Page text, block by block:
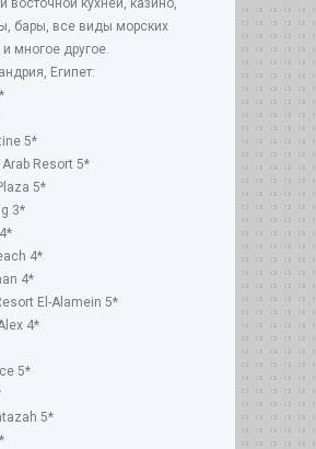
восточной кухней, казино,
бары, все виды морских
многое другое.
Египет:
5*
Resort 5*
5*
3*
4*
4*
El-Alamein 5*
4*
5*
5*